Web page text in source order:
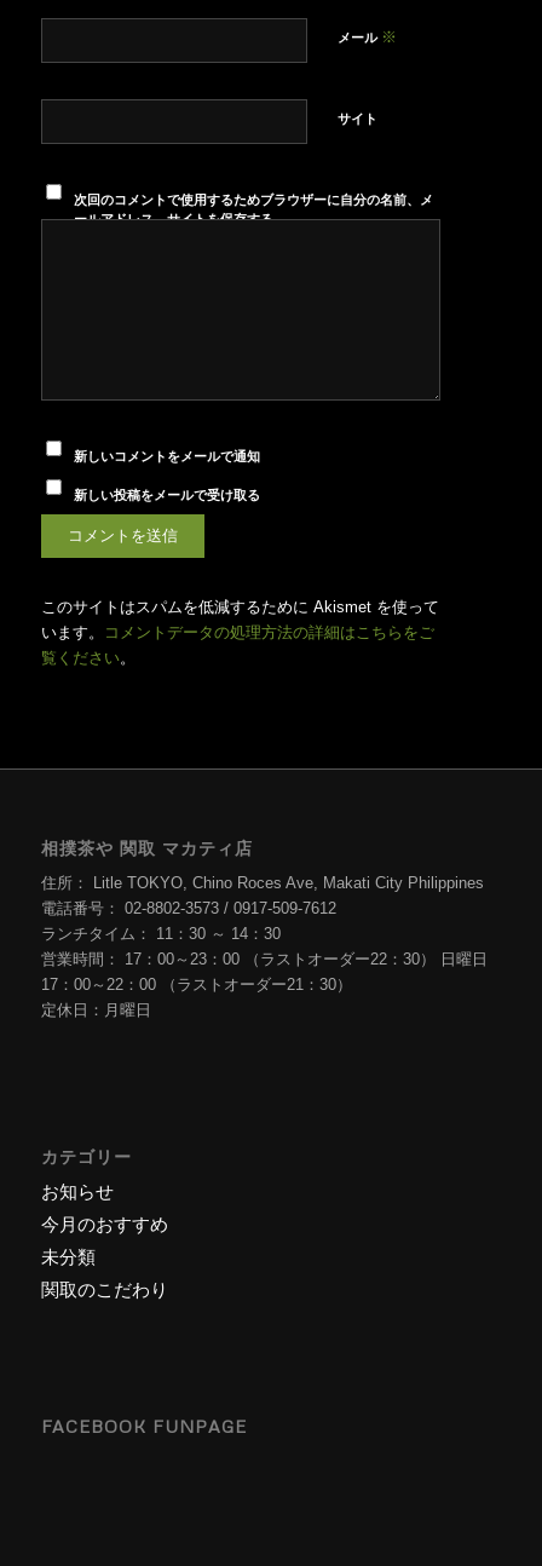
メール ※
サイト
次回のコメントで使用するためブラウザーに自分の名前、メ
ールアドレス、サイトを保存する。
新しいコメントをメールで通知
新しい投稿をメールで受け取る
このサイトはスパムを低減するために Akismet を使って
います。
コメントデータの処理方法の詳細はこちらをご
覧ください。
相撲茶や 関取 マカティ店
住所： Litle TOKYO, Chino Roces Ave, Makati City Philippines
電話番号： 02-8802-3573 / 0917-509-7612
ランチタイム： 11：30 ～ 14：30
営業時間： 17：00～23：00 （ラストオーダー22：30） 日曜日
17：00～22：00 （ラストオーダー21：30）
定休日：月曜日
カテゴリー
お知らせ
今月のおすすめ
未分類
関取のこだわり
FACEBOOK FUNPAGE